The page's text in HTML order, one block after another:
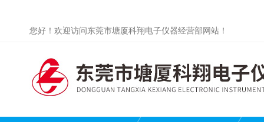
您好！欢迎访问东莞市塘厦科翔电子仪器经营部网站！